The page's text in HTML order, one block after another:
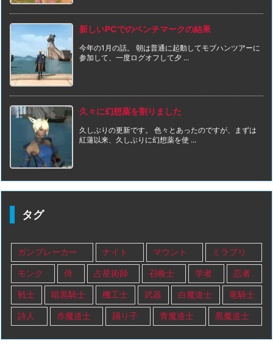
新しいPCでのベンチマークの結果
今年の1月の話。 朝は普通に起動してモブハンツアーに
参加して、一度ログオフして夕 ...
久々に幻想薬を割りました
久しぶりの更新です。 色々とあったのですが、まずは
紅蓮以来、久しぶりに幻想薬を使 ...
タグ
ガンブレーカー ナイト マウント ミラプリ
モンク 侍 占星術師 召喚士 学者 忍者
戦士 暗黒騎士 機工士 武器 白魔道士 竜騎士
詩人 赤魔道士 踊り子 青魔道士 黒魔道士